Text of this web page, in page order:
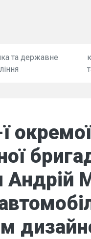
та державне
окремої
Андрій